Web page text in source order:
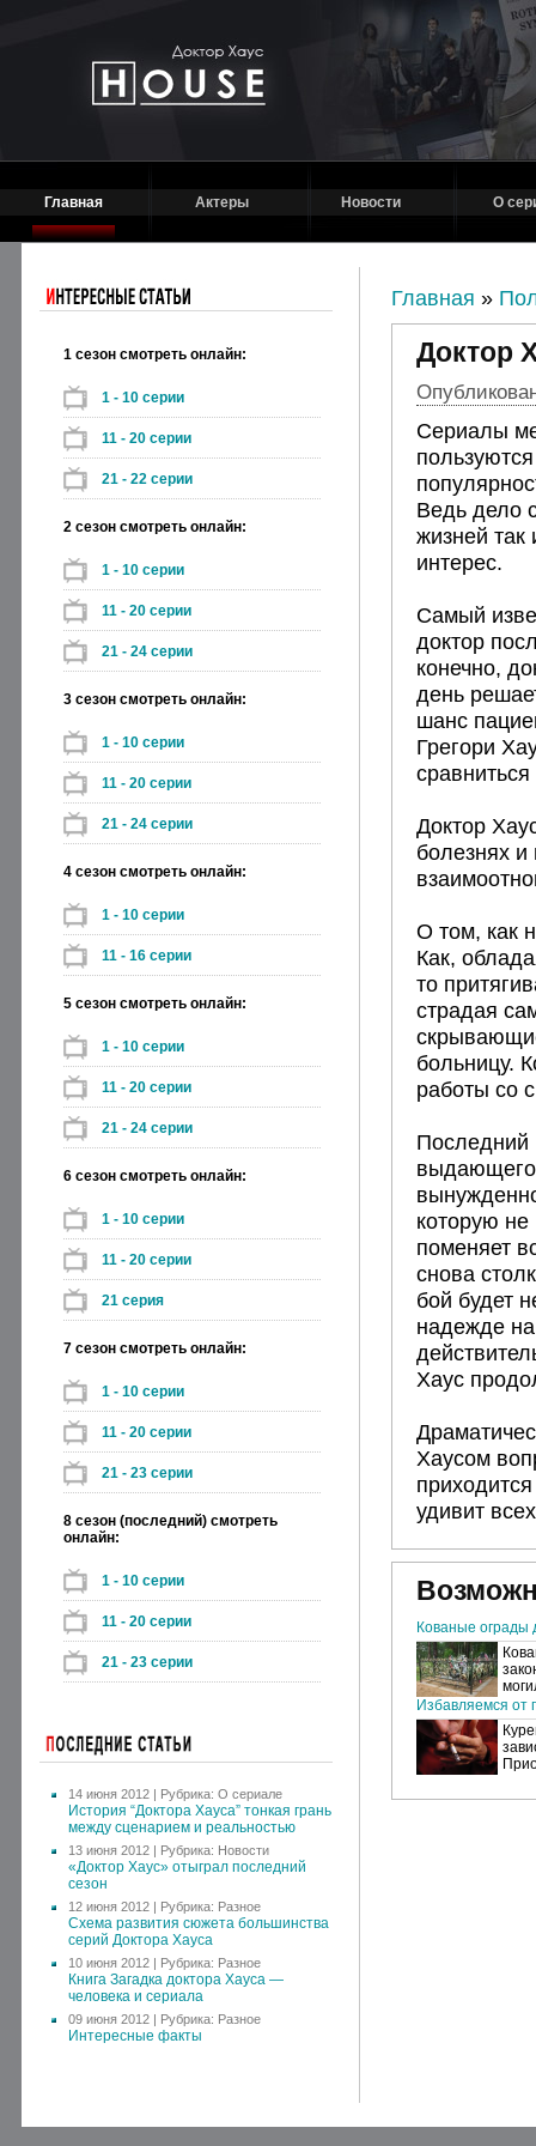
Главная Актеры Новости О
1 сезон смотреть онлайн:
1 - 10 серии
11 - 20 серии
21 - 22 серии
2 сезон смотреть онлайн:
1 - 10 серии
11 - 20 серии
21 - 24 серии
3 сезон смотреть онлайн:
1 - 10 серии
11 - 20 серии
21 - 24 серии
4 сезон смотреть онлайн:
1 - 10 серии
11 - 16 серии
5 сезон смотреть онлайн:
1 - 10 серии
11 - 20 серии
21 - 24 серии
6 сезон смотреть онлайн:
1 - 10 серии
11 - 20 серии
21 серия
7 сезон смотреть онлайн:
1 - 10 серии
11 - 20 серии
21 - 23 серии
8 сезон (последний) смотреть
онлайн:
1 - 10 серии
11 - 20 серии
21 - 23 серии
14 июня 2012 | Рубрика: О сериале
История “Доктора Хауса” тонкая грань
между сценарием и реальностью
13 июня 2012 | Рубрика: Новости
«Доктор Хаус» отыграл последний
сезон
12 июня 2012 | Рубрика: Разное
Схема развития сюжета большинства
серий Доктора Хауса
10 июня 2012 | Рубрика: Разное
Книга Загадка доктора Хауса —
человека и сериала
09 июня 2012 | Рубрика: Разное
Интересные факты
Главная »
Доктор
Сериалы
Ведь дело
жизней так
интерес.
Самый
доктор
конечно,
день
шанс
Грегори
Доктор
болезнях и
О том, как
Как,
то
страдая
больницу.
работы со
Последний
которую
поменяет
снова
бой будет
надежде
Хаус
Хаусом
удивит
Кованые ограды
Избавляемся от